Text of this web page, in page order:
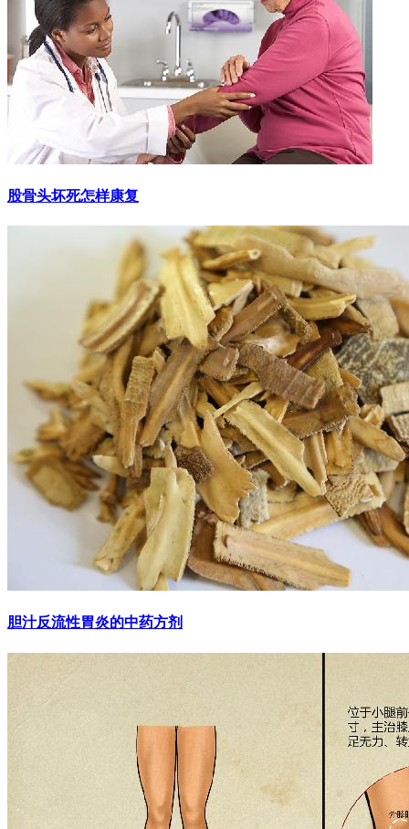
股骨头坏死怎样康复
胆汁反流性胃炎的中药方剂